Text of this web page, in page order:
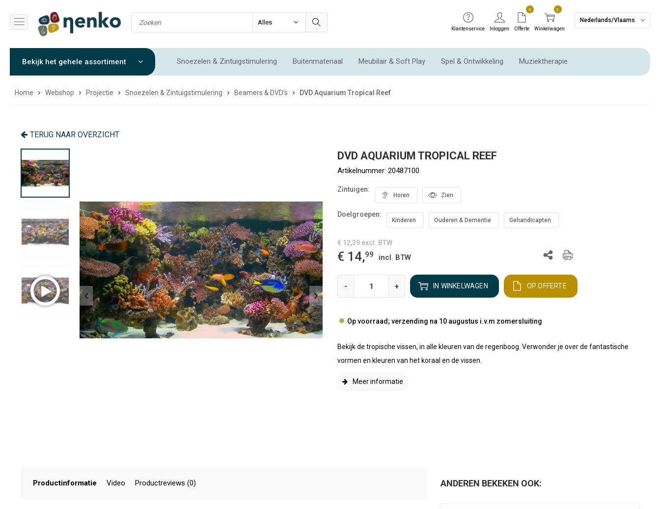
Klantenservice Inloggen
0
Offerte
0
Winkelwagen
Nederlands/Vlaams
Bekijk het gehele assortiment Snoezelen & Zintuigstimulering Buitenmateriaal Meubilair & Soft Play Spel & Ontwikkeling Muziektherapie
Sensorische Integratie & Beweging Voordeelsets Acties
Home Webshop Projectie Snoezelen & Zintuigstimulering Beamers & DVD's DVD Aquarium Tropical Reef
TERUG NAAR OVERZICHT
DVD AQUARIUM TROPICAL REEF
Artikelnummer: 20487100
Zintuigen:
Horen Zien
Doelgroepen:
Kinderen Ouderen & Dementie Gehandicapten
€ 12,39 excl. BTW
€ 14,99 incl. BTW
- + IN WINKELWAGEN OP OFFERTE
Op voorraad; verzending na 10 augustus i.v.m zomersluiting
Bekijk de tropische vissen, in alle kleuren van de regenboog. Verwonder je over de fantastische
vormen en kleuren van het koraal en de vissen.
Meer informatie
Productinformatie Video Productreviews (0) ANDEREN BEKEKEN OOK: